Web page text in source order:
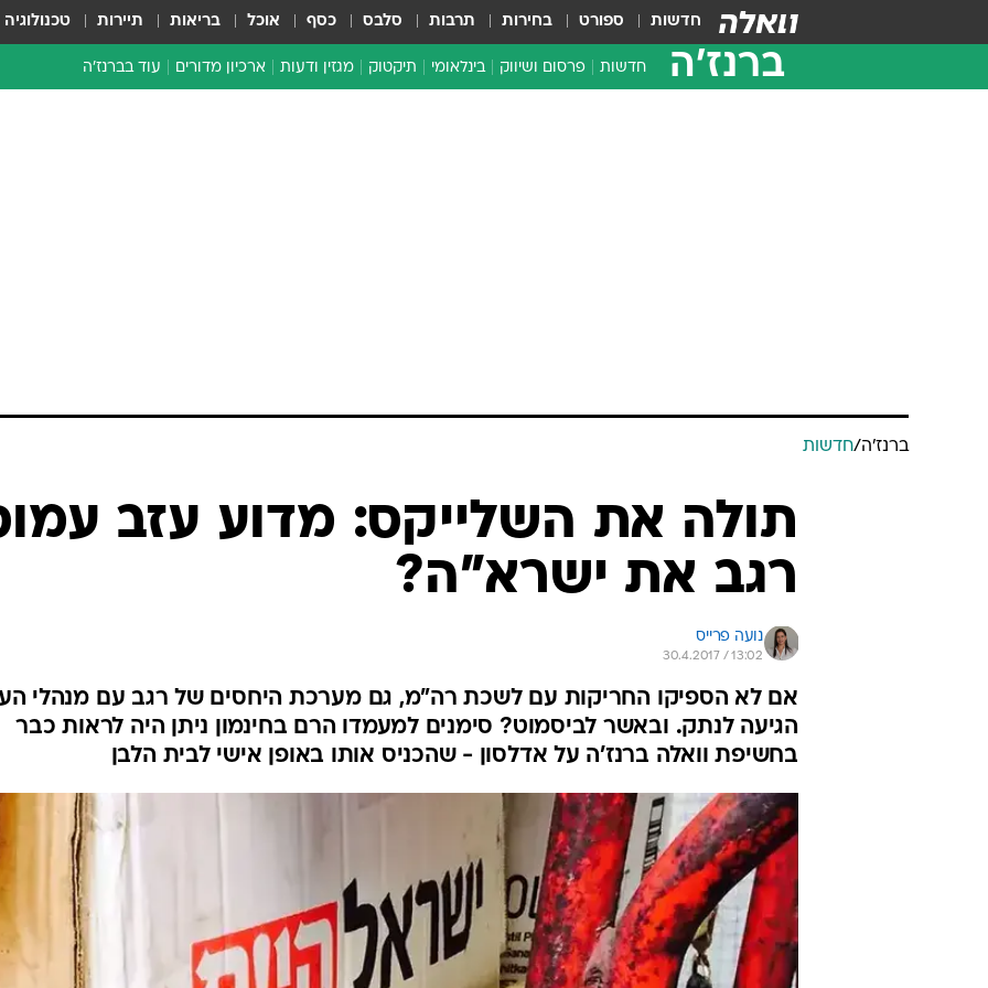
חדשות ספורט בחירות תרבות סלבס כסף אוכל בריאות תיירות טכנולוגיה
ברנז'ה חדשות פרסום ושיווק בינלאומי תיקטוק מגזין ודעות ארכיון מדורים עוד בברנז'ה
ברנז'ה/חדשות
תולה את השלייקס: מדוע עזב
רגב את ישרא"ה?
נועה פרייס
30.4.2017 / 13:02
אם לא הספיקו החריקות עם לשכת רה"מ, גם מערכת היחסים של רגב עם מנהלי
הגיעה לנתק. ובאשר לביסמוט? סימנים למעמדו הרם בחינמון ניתן היה לראות כבר
בחשיפת וואלה ברנז'ה על אדלסון - שהכניס אותו באופן אישי לבית הלבן